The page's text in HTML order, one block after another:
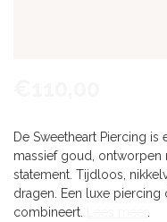
De Sweetheart Piercing is
massief goud, ontworpen
statement. Tijdloos,
dragen. Een luxe
combineert.